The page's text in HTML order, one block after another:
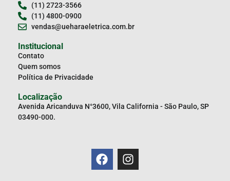
(11) 2723-3566
(11) 4800-0900
vendas@ueharaeletrica.com.br
Institucional
Contato
Quem somos
Política de Privacidade
Localização
Avenida Aricanduva N°3600, Vila California - São Paulo, SP
03490-000.